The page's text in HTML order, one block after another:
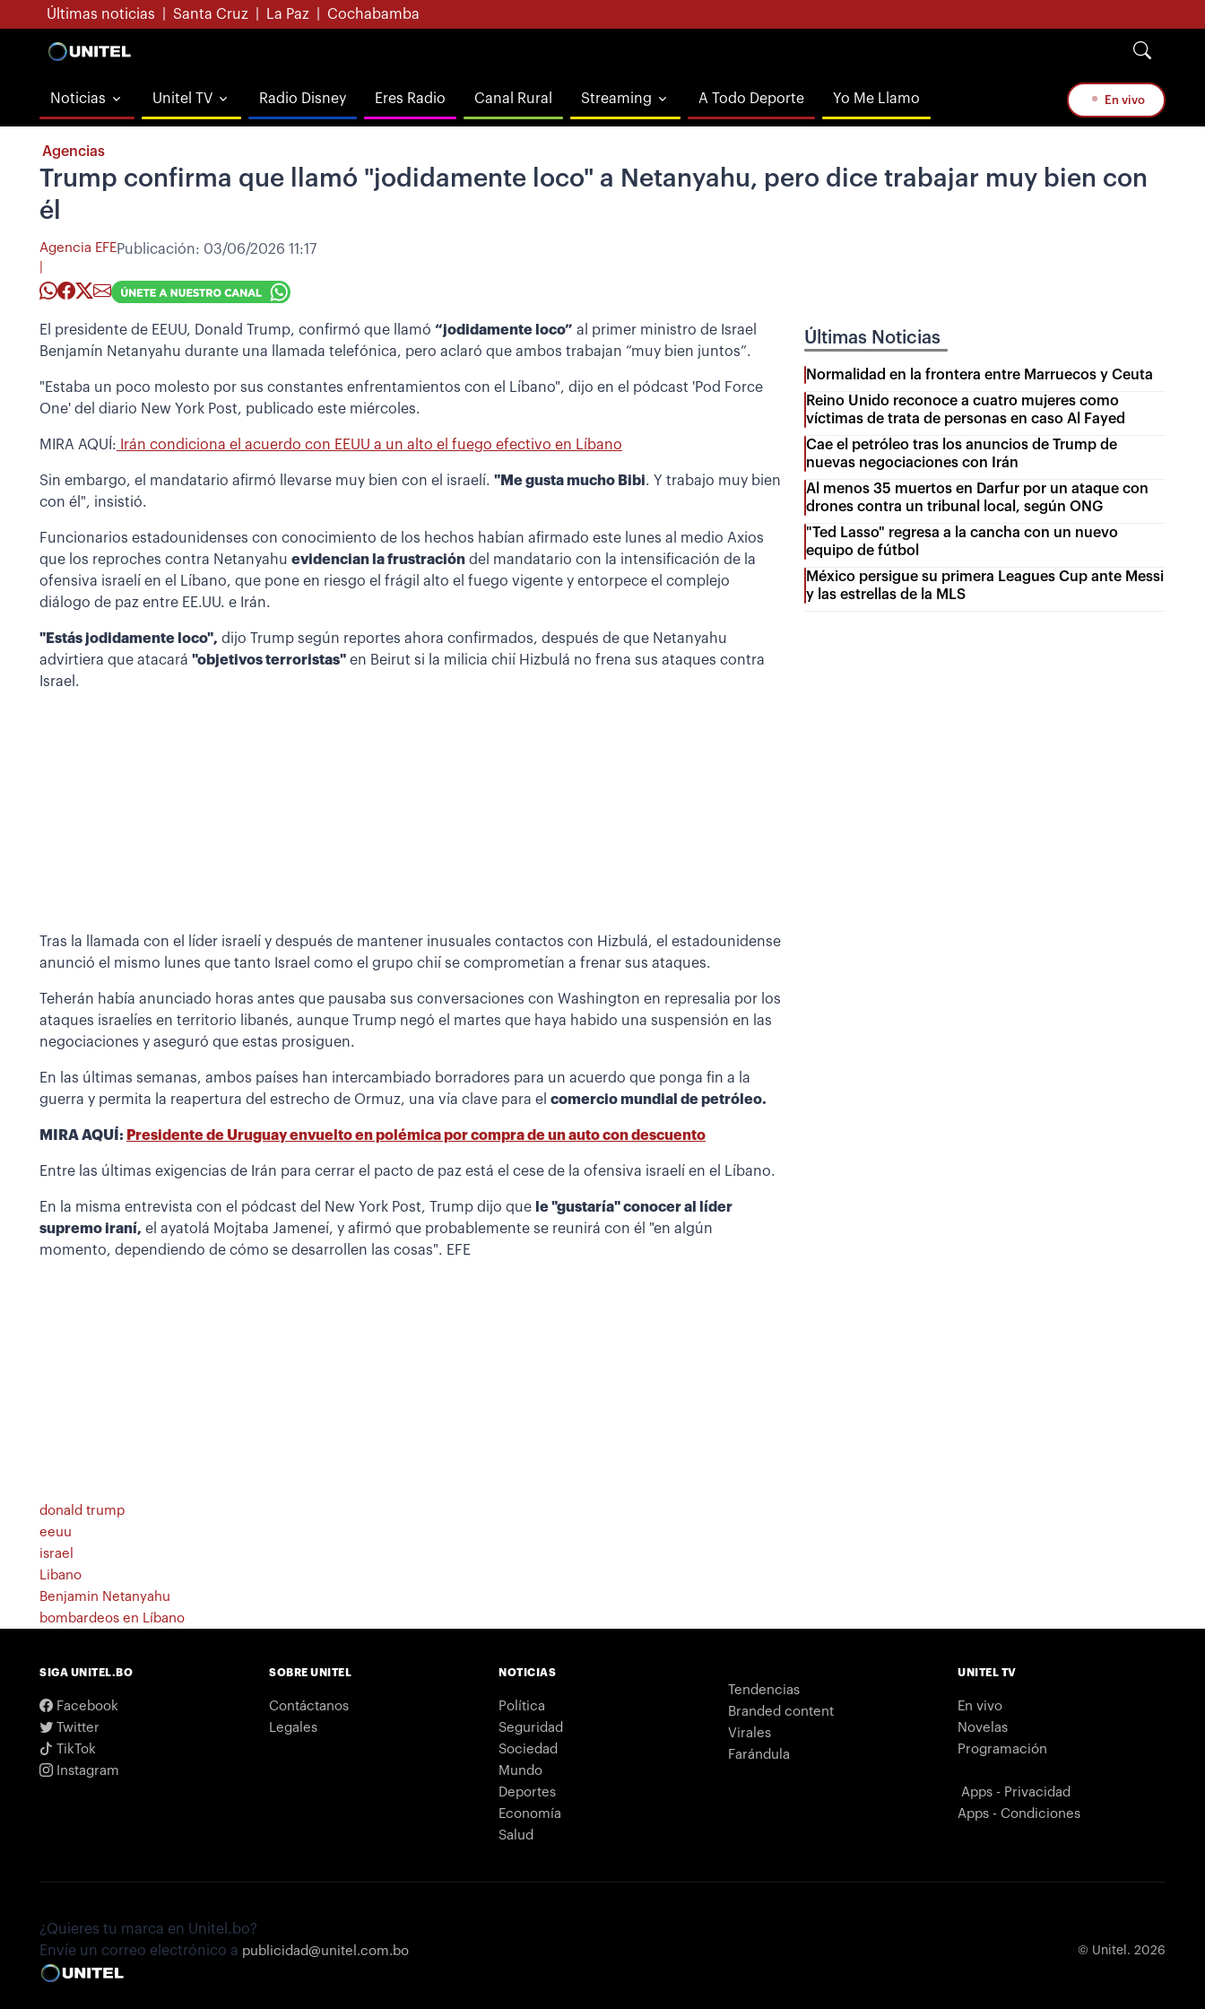
Últimas noticias Santa Cruz La Paz Cochabamba
Noticias Unitel TV Radio Disney Eres Radio Canal Rural Streaming A Todo Deporte Yo Me Llamo En vivo
Agencias
Trump confirma que llamó "jodidamente loco" a Netanyahu, pero dice trabajar muy bien con
él
Agencia EFEPublicación: 03/06/2026 11:17
El presidente de EEUU, Donald Trump, confirmó que llamó “jodidamente loco” al primer ministro de Israel
Benjamín Netanyahu durante una llamada telefónica, pero aclaró que ambos trabajan “muy bien juntos”.
"Estaba un poco molesto por sus constantes enfrentamientos con el Líbano", dijo en el pódcast 'Pod Force
One' del diario New York Post, publicado este miércoles.
MIRA AQUÍ: Irán condiciona el acuerdo con EEUU a un alto el fuego efectivo en Líbano
Sin embargo, el mandatario afirmó llevarse muy bien con el israelí. "Me gusta mucho Bibi. Y trabajo muy bien
con él", insistió.
Funcionarios estadounidenses con conocimiento de los hechos habían afirmado este lunes al medio Axios
que los reproches contra Netanyahu evidencian la frustración del mandatario con la intensificación de la
ofensiva israelí en el Líbano, que pone en riesgo el frágil alto el fuego vigente y entorpece el complejo
diálogo de paz entre EE.UU. e Irán.
"Estás jodidamente loco", dijo Trump según reportes ahora confirmados, después de que Netanyahu
advirtiera que atacará "objetivos terroristas" en Beirut si la milicia chií Hizbulá no frena sus ataques contra
Israel.
Tras la llamada con el líder israelí y después de mantener inusuales contactos con Hizbulá, el estadounidense
anunció el mismo lunes que tanto Israel como el grupo chií se comprometían a frenar sus ataques.
Teherán había anunciado horas antes que pausaba sus conversaciones con Washington en represalia por los
ataques israelíes en territorio libanés, aunque Trump negó el martes que haya habido una suspensión en las
negociaciones y aseguró que estas prosiguen.
En las últimas semanas, ambos países han intercambiado borradores para un acuerdo que ponga fin a la
guerra y permita la reapertura del estrecho de Ormuz, una vía clave para el comercio mundial de petróleo.
MIRA AQUÍ: Presidente de Uruguay envuelto en polémica por compra de un auto con descuento
Entre las últimas exigencias de Irán para cerrar el pacto de paz está el cese de la ofensiva israelí en el Líbano.
En la misma entrevista con el pódcast del New York Post, Trump dijo que le "gustaría" conocer al líder
supremo iraní, el ayatolá Mojtaba Jameneí, y afirmó que probablemente se reunirá con él "en algún
momento, dependiendo de cómo se desarrollen las cosas". EFE
donald trump
eeuu
israel
Libano
Benjamin Netanyahu
bombardeos en Líbano
Últimas Noticias
Normalidad en la frontera entre Marruecos y Ceuta
Reino Unido reconoce a cuatro mujeres como
víctimas de trata de personas en caso Al Fayed
Cae el petróleo tras los anuncios de Trump de
nuevas negociaciones con Irán
Al menos 35 muertos en Darfur por un ataque con
drones contra un tribunal local, según ONG
"Ted Lasso" regresa a la cancha con un nuevo
equipo de fútbol
México persigue su primera Leagues Cup ante Messi
y las estrellas de la MLS
SIGA UNITEL.BO
Facebook
Twitter
TikTok
Instagram
SOBRE UNITEL
Contáctanos
Legales
NOTICIAS
Política
Seguridad
Sociedad
Mundo
Deportes
Economía
Salud
Tendencias
Branded content
Virales
Farándula
UNITEL TV
En vivo
Novelas
Programación
Apps - Privacidad
Apps - Condiciones
¿Quieres tu marca en Unitel.bo?
Envíe un correo electrónico a publicidad@unitel.com.bo © Unitel. 2026